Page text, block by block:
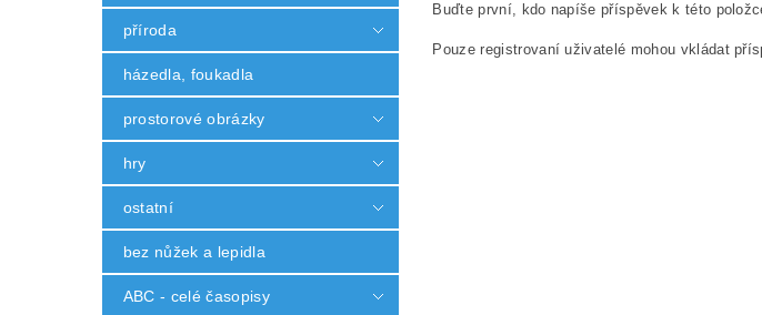
příroda
házedla, foukadla
prostorové obrázky
hry
ostatní
bez nůžek a lepidla
ABC - celé časopisy
Buďte první, kdo napíše příspěvek k této
Pouze registrovaní uživatelé mohou vkládat